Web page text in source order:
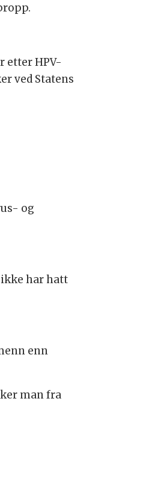
etter HPV-
ved Statens
og
har hatt
enn
man fra